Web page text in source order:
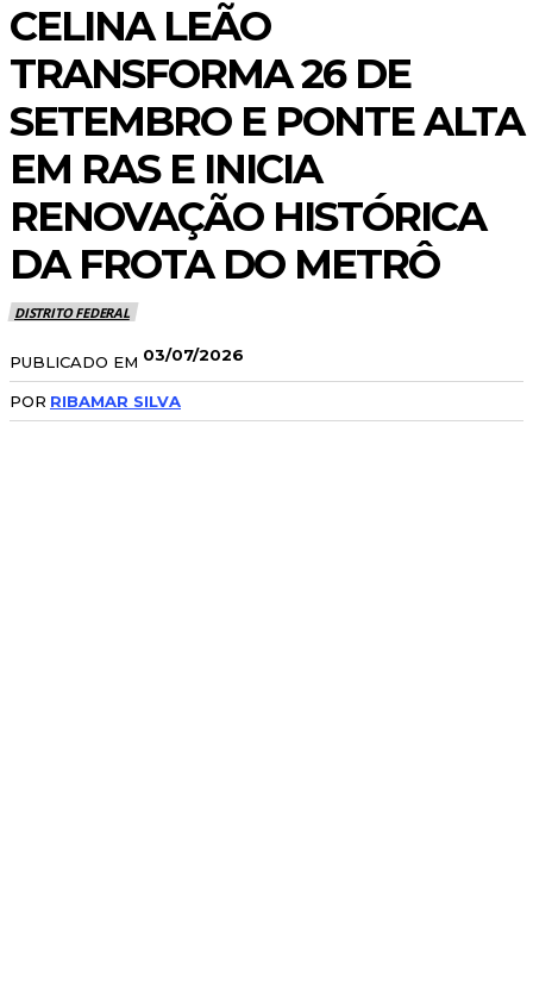
CELINA LEÃO
TRANSFORMA 26 DE
SETEMBRO E PONTE ALTA
EM RAS E INICIA
RENOVAÇÃO HISTÓRICA
DA FROTA DO METRÔ
DISTRITO FEDERAL
PUBLICADO EM 03/07/2026
POR RIBAMAR SILVA